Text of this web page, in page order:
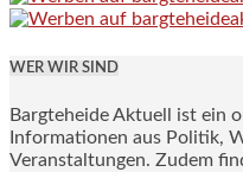
WER WIR SIND
Bargteheide Aktuell ist ein
Informationen aus Politik,
Veranstaltungen. Zudem